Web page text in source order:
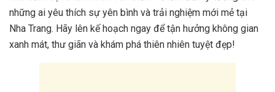
những ai yêu thích sự yên bình và trải nghiệm mới mẻ tại
Nha Trang. Hãy lên kế hoạch ngay để tận hưởng không gian
xanh mát, thư giãn và khám phá thiên nhiên tuyệt đẹp!